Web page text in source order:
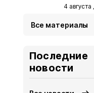
4 августа
Все материалы
Последние
новости